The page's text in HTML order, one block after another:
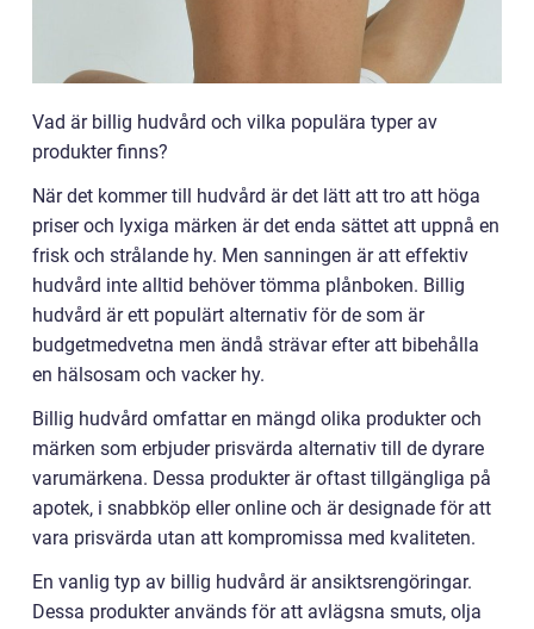
Vad är billig hudvård och vilka populära typer av
produkter finns?
När det kommer till hudvård är det lätt att tro att höga
priser och lyxiga märken är det enda sättet att uppnå en
frisk och strålande hy. Men sanningen är att effektiv
hudvård inte alltid behöver tömma plånboken. Billig
hudvård är ett populärt alternativ för de som är
budgetmedvetna men ändå strävar efter att bibehålla
en hälsosam och vacker hy.
Billig hudvård omfattar en mängd olika produkter och
märken som erbjuder prisvärda alternativ till de dyrare
varumärkena. Dessa produkter är oftast tillgängliga på
apotek, i snabbköp eller online och är designade för att
vara prisvärda utan att kompromissa med kvaliteten.
En vanlig typ av billig hudvård är ansiktsrengöringar.
Dessa produkter används för att avlägsna smuts, olja